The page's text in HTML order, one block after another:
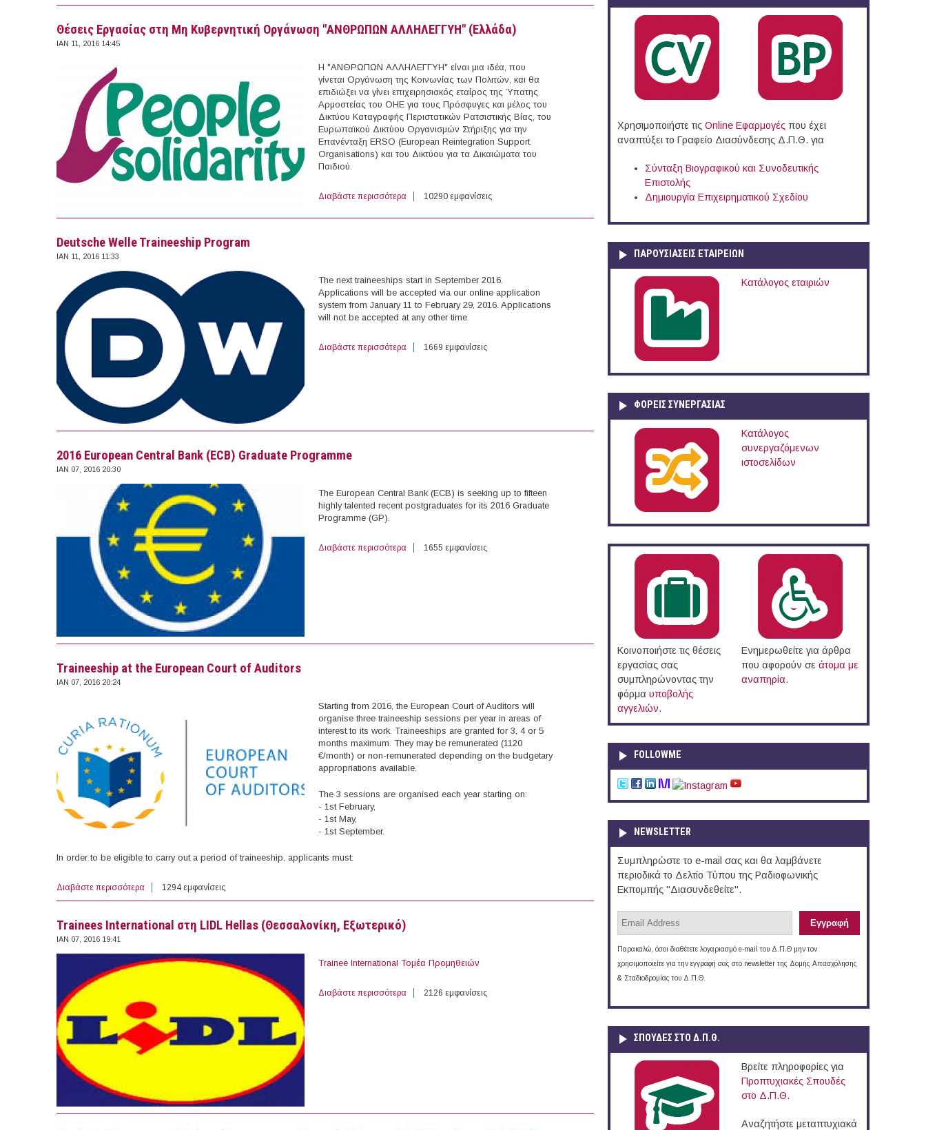
Θέσεις Εργασίας στη Μη Κυβερνητική Οργάνωση "ΑΝΘΡΩΠΩΝ ΑΛΛΗΛΕΓΓΥΗ" (Ελλάδα)
ΙΑΝ 11, 2016 14:45
Η "ΑΝΘΡΩΠΩΝ ΑΛΛΗΛΕΓΓΥΗ" είναι μια ιδέα, που
γίνεται Οργάνωση της Κοινωνίας των Πολιτών, και θα
επιδιώξει να γίνει επιχειρησιακός εταίρος της Ύπατης
Αρμοστείας του ΟΗΕ για τους Πρόσφυγες και μέλος του
Δικτύου Καταγραφής Περιστατικών Ρατσιστικής Βίας, του
Ευρωπαϊκού Δικτύου Οργανισμών Στήριξης για την
Επανένταξη ERSO (European Reintegration Support
Organisations) και του Δικτύου για τα Δικαιώματα του
Παιδιού.
Διαβάστε περισσότερα για Θέσεις Εργασίας στη Μη Κυβερνητική Οργάνωση "ΑΝΘΡΩΠΩΝ ΑΛΛΗΛΕΓΓΥΗ" (Ελλάδα)
10290 εμφανίσεις
Deutsche Welle Traineeship Program
ΙΑΝ 11, 2016 11:33
The next traineeships start in September 2016.
Applications will be accepted via our online application
system from January 11 to February 29, 2016. Applications
will not be accepted at any other time.
Διαβάστε περισσότερα για Deutsche Welle Traineeship Program
1669 εμφανίσεις
2016 European Central Bank (ECB) Graduate Programme
ΙΑΝ 07, 2016 20:30
The European Central Bank (ECB) is seeking up to fifteen
highly talented recent postgraduates for its 2016 Graduate
Programme (GP).
Διαβάστε περισσότερα για 2016 European Central Bank (ECB) Graduate Programme
1655 εμφανίσεις
Traineeship at the European Court of Auditors
ΙΑΝ 07, 2016 20:24
Starting from 2016, the European Court of Auditors will
organise three traineeship sessions per year in areas of
interest to its work. Traineeships are granted for 3, 4 or 5
months maximum. They may be remunerated (1120
€/month) or non-remunerated depending on the budgetary
appropriations available.
The 3 sessions are organised each year starting on:
- 1st February,
- 1st May,
- 1st September.
In order to be eligible to carry out a period of traineeship, applicants must:
Διαβάστε περισσότερα για Traineeship at the European Court of Auditors
1294 εμφανίσεις
Trainees International στη LIDL Hellas (Θεσσαλονίκη, Εξωτερικό)
ΙΑΝ 07, 2016 19:41
Trainee International Τομέα Προμηθειών
Διαβάστε περισσότερα για Trainees International στη LIDL Hellas (Θεσσαλονίκη, Εξωτερικό)
2126 εμφανίσεις
Χρησιμοποιήστε τις Online Eφαρμογές που έχει
αναπτύξει το Γραφείο Διασύνδεσης Δ.Π.Θ. για
Σύνταξη Βιογραφικού και Συνοδευτικής
Επιστολής
Δημιουργία Επιχειρηματικού Σχεδίου
ΠΑΡΟΥΣΙΆΣΕΙΣ ΕΤΑΙΡΕΙΏΝ
Κατάλογος εταιριών
ΦΟΡΕΙΣ ΣΥΝΕΡΓΑΣΙΑΣ
Κατάλογος
συνεργαζόμενων
ιστοσελίδων
Κοινοποιήστε τις θέσεις
εργασίας σας
συμπληρώνοντας την
φόρμα υποβολής
αγγελιών.
Ενημερωθείτε για άρθρα
που αφορούν σε άτομα με
αναπηρία.
FOLLOWME
NEWSLETTER
Συμπληρώστε το e-mail σας και θα λαμβάνετε
περιοδικά το Δελτίο Τύπου της Ραδιοφωνικής
Εκπομπής "Διασυνδεθείτε".
Παρακαλώ, όσοι διαθέτετε λογαριασμό e-mail του Δ.Π.Θ μην τον
χρησιμοποιείτε για την εγγραφή σας στο newsletter της Δομής Απασχόλησης
& Σταδιοδρομίας του Δ.Π.Θ.
ΣΠΟΥΔΈΣ ΣΤΟ Δ.Π.Θ.
Βρείτε πληροφορίες για
Προπτυχιακές Σπουδές
στο Δ.Π.Θ.
Αναζητήστε μεταπτυχιακά